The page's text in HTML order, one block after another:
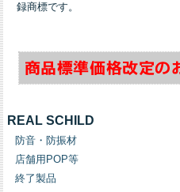
録商標です。
REAL SCHILD
防音・防振材
店舗用POP等
終了製品